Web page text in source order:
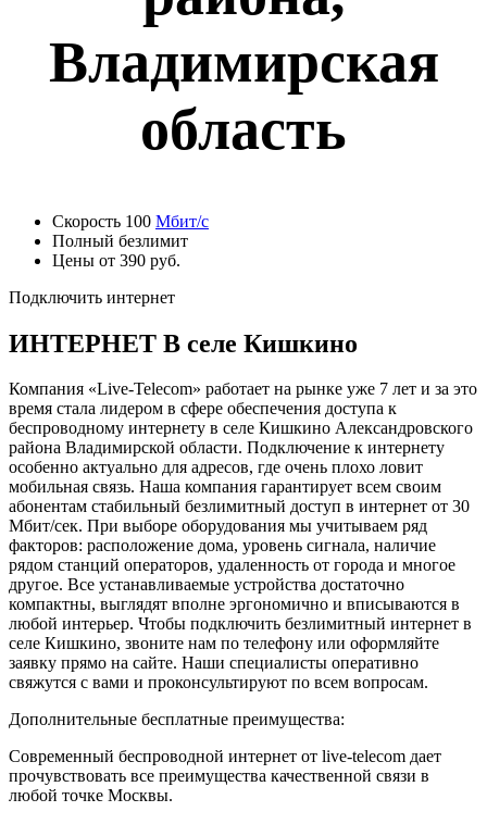
Владимирская
область
Скорость 100 Мбит/с
Полный безлимит
Цены от 390 руб.
Подключить интернет
ИНТЕРНЕТ В селе Кишкино
Компания «Live-Telecom» работает на рынке уже 7 лет и за это
время стала лидером в сфере обеспечения доступа к
беспроводному интернету в селе Кишкино Александровского
района Владимирской области. Подключение к интернету
особенно актуально для адресов, где очень плохо ловит
мобильная связь. Наша компания гарантирует всем своим
абонентам стабильный безлимитный доступ в интернет от 30
Мбит/сек. При выборе оборудования мы учитываем ряд
факторов: расположение дома, уровень сигнала, наличие
рядом станций операторов, удаленность от города и многое
другое. Все устанавливаемые устройства достаточно
компактны, выглядят вполне эргономично и вписываются в
любой интерьер. Чтобы подключить безлимитный интернет в
селе Кишкино, звоните нам по телефону или оформляйте
заявку прямо на сайте. Наши специалисты оперативно
свяжутся с вами и проконсультируют по всем вопросам.
Дополнительные бесплатные преимущества:
Современный беспроводной интернет от live-telecom дает
прочувствовать все преимущества качественной связи в
любой точке Москвы.